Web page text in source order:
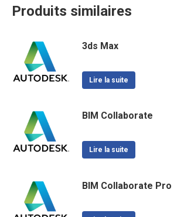
Produits similaires
3ds Max
Lire la suite
BIM Collaborate
Lire la suite
BIM Collaborate Pro